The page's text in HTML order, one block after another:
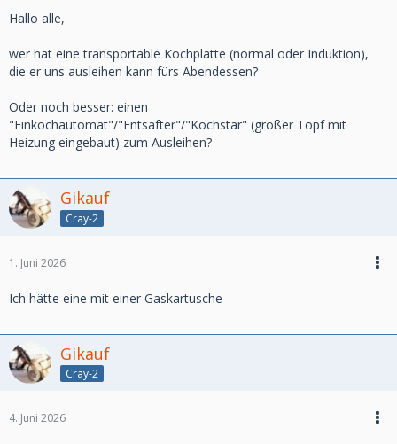
Hallo alle,
wer hat eine transportable Kochplatte (normal oder Induktion),
die er uns ausleihen kann fürs Abendessen?
Oder noch besser: einen
"Einkochautomat"/"Entsafter"/"Kochstar" (großer Topf mit
Heizung eingebaut) zum Ausleihen?
Gikauf
Cray-2
1. Juni 2026
Ich hätte eine mit einer Gaskartusche
Gikauf
Cray-2
4. Juni 2026